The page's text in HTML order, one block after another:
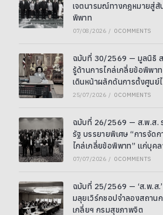
เจตนารมณ์ทางกฎหมายสู่สั
พิพาท
07/08/2026 / 0 COMMENTS
ฉบับที่ 30/2569 — มูลนิธิ ส
รู้ด้านการไกล่เกลี่ยข้อพิพา
เดินหน้าผลักดันการตั้งศูนย์
25/07/2026 / 0 COMMENTS
ฉบับที่ 26/2569 — ส.พ.ส.
รัฐ บรรยายพิเศษ “การจัด
ไกล่เกลี่ยข้อพิพาท” แก่บุค
07/07/2026 / 0 COMMENTS
ฉบับที่ 25/2569 — ‘ส.พ.ส
มลุยเวิร์กชอปจำลองสถาน
เกลี่ยฯ กรมสุขภาพจิต